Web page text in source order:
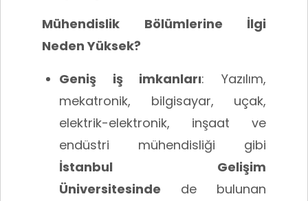
Mühendislik Bölümlerine İlgi
Neden Yüksek?
Geniş iş imkanları: Yazılım,
mekatronik, bilgisayar, uçak,
elektrik-elektronik, inşaat ve
endüstri mühendisliği gibi
İstanbul Gelişim
Üniversitesinde de bulunan